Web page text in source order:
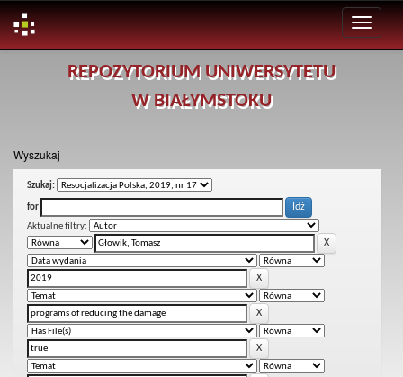
REPOZYTORIUM UNIWERSYTETU
W BIAŁYMSTOKU
Wyszukaj
Szukaj:
for
Aktualne filtry: